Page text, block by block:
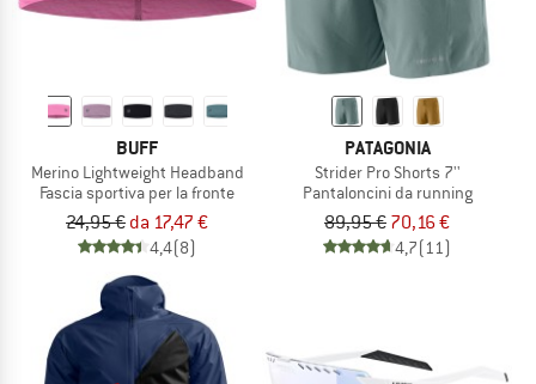
BUFF
Merino Lightweight Headband
Fascia sportiva per la fronte
24,95 € da 17,47 €
4,4(8)
PATAGONIA
Strider Pro Shorts 7''
Pantaloncini da running
89,95 € 70,16 €
4,7(11)